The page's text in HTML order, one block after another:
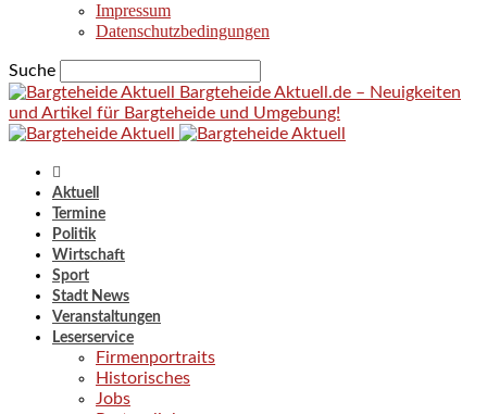
Impressum
Datenschutzbedingungen
Suche
Bargteheide Aktuell.de – Neuigkeiten
und Artikel für Bargteheide und Umgebung!
Aktuell
Termine
Politik
Wirtschaft
Sport
Stadt News
Veranstaltungen
Leserservice
Firmenportraits
Historisches
Jobs